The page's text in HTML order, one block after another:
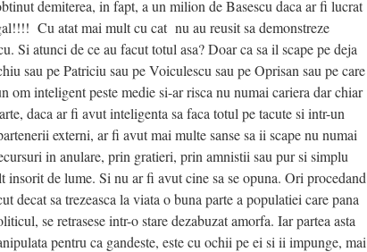
demiterea, in fapt, a un milion de Basescu daca ar fi lucrat
Cu atat mai mult cu cat nu au reusit sa demonstreze
Si atunci de ce au facut totul asa? Doar ca sa il scape pe deja
sau pe Patriciu sau pe Voiculescu sau pe Oprisan sau pe care
om inteligent peste medie si-ar risca nu numai cariera dar chiar
daca ar fi avut inteligenta sa faca totul pe tacute si intr-un
externi, ar fi avut mai multe sanse sa ii scape nu numai
in anulare, prin gratieri, prin amnistii sau pur si simplu
insorit de lume. Si nu ar fi avut cine sa se opuna. Ori procedand
decat sa trezeasca la viata o buna parte a populatiei care pana
se retrasese intr-o stare dezabuzat amorfa. Iar partea asta
pentru ca gandeste, este cu ochii pe ei si ii impunge, mai